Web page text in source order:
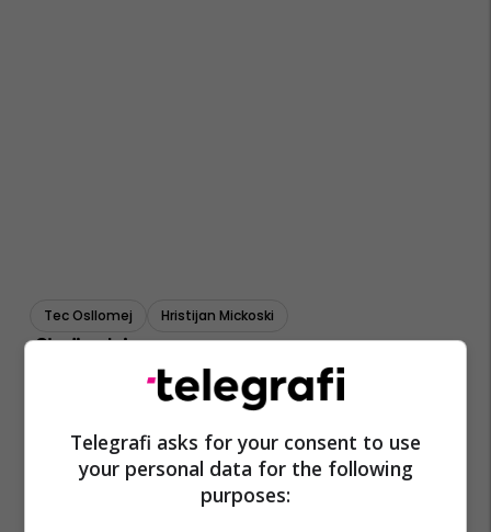
Tec Osllomej Hristijan Mickoski
Telegrafi asks for your consent to use
your personal data for the following
purposes: